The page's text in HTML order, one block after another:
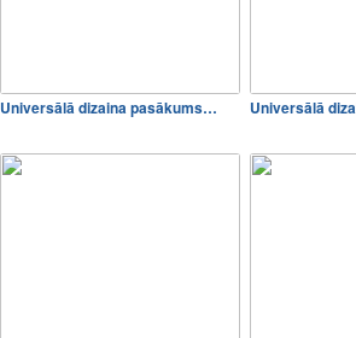
Universālā dizaina pasākums… Universālā